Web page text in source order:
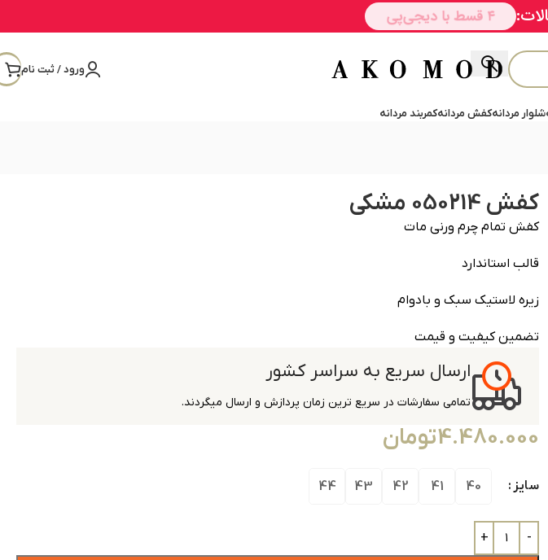
ورود / ثبت نام
شلوار مردانهکفش مردانهکمربند مردانه
کفش 050214 مشکی
کفش تمام چرم ورنی مات
قالب استاندارد
زیره لاستیک سبک و بادوام
تضمین کیفیت و قیمت
ارسال سریع به سراسر کشور
تمامی سفارشات در سریع ترین زمان پردازش و ارسال میگردند.
4.480.000تومان
سایز 40
41
42
43
44